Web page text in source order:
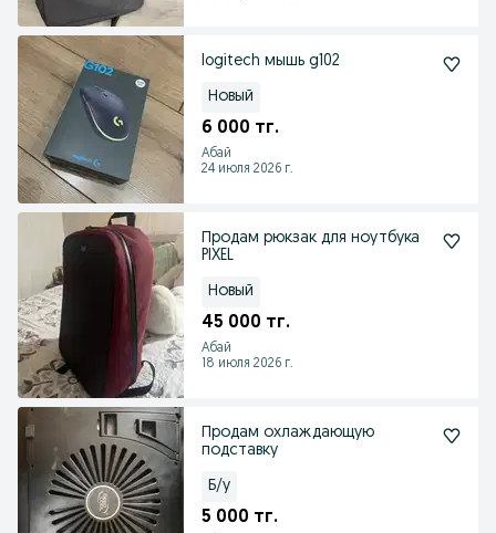
logitech мышь g102
Новый
6 000 тг.
Абай
24 июля 2026 г.
Продам рюкзак для ноутбука
PIXEL
Новый
45 000 тг.
Абай
18 июля 2026 г.
Продам охлаждающую
подставку
Б/у
5 000 тг.